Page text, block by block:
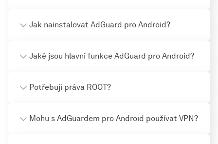
Jak nainstalovat AdGuard pro Android?
Jaké jsou hlavní funkce AdGuard pro Android?
Potřebuji práva ROOT?
Mohu s AdGuardem pro Android používat VPN?